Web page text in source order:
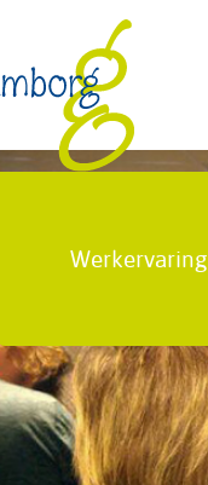
Werkervaring